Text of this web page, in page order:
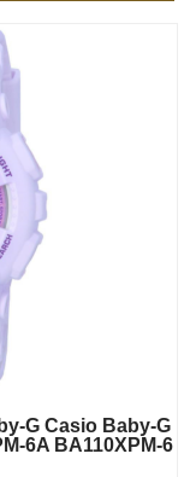
G Casio Baby-G
6A BA110XPM-6